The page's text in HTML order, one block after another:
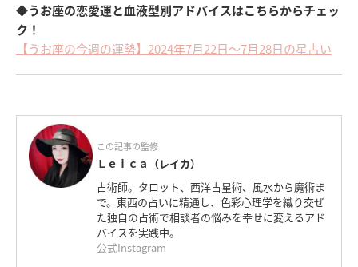
◆うお座の恋愛運と血液型別アドバイスはこちらからチェッ
ク！
【うお座の今週の運勢】2024年7月22日～7月28日の星占い
この記事の監修
Ｌｅｉｃａ（レイカ）
占術師。タロット、西洋占星術、風水から魔術ま
で。東西の占いに精通し、色彩心理学を織り交ぜ
た独自の占術で相談者の悩みを幸せに変えるアド
バイスを実践中。
公式Instagram